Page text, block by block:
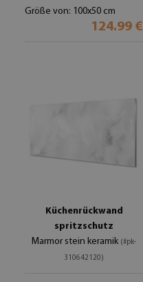
Größe von: 100x50 cm
124.99 €
Küchenrückwand
spritzschutz
Marmor stein keramik (#pk-
310642120)